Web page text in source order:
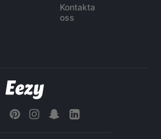
Kontakta
oss